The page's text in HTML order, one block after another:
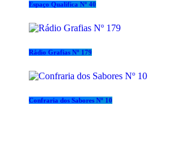
Espaço Qualifica Nº 40
Rádio Grafias Nº 179
Confraria dos Sabores Nº 10